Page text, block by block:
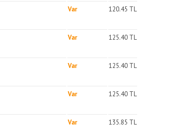
Var 120.45 TL
Var 125.40 TL
Var 125.40 TL
Var 125.40 TL
Var 135.85 TL